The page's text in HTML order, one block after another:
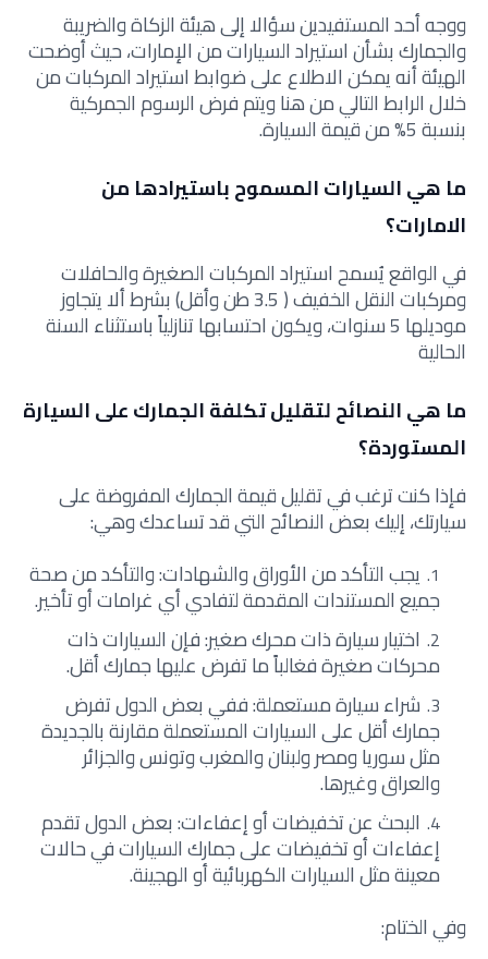
ووجه أحد المستفيدين سؤالا إلى هيئة الزكاة والضريبة
والجمارك بشأن استيراد السيارات من الإمارات، حيث أوضحت
الهيئة أنه يمكن الاطلاع على ضوابط استيراد المركبات من
خلال الرابط التالي من هنا ويتم فرض الرسوم الجمركية
بنسبة 5% من قيمة السيارة.
ما هي السيارات المسموح باستيرادها من
الامارات؟
في الواقع يُسمح استيراد المركبات الصغيرة والحافلات
ومركبات النقل الخفيف ( 3.5 طن وأقل) بشرط ألا يتجاوز
موديلها 5 سنوات، ويكون احتسابها تنازلياً باستثناء السنة
الحالية
ما هي النصائح لتقليل تكلفة الجمارك على السيارة
المستوردة؟
فإذا كنت ترغب في تقليل قيمة الجمارك المفروضة على
سيارتك، إليك بعض النصائح التي قد تساعدك وهي:
يجب التأكد من الأوراق والشهادات: والتأكد من صحة
جميع المستندات المقدمة لتفادي أي غرامات أو تأخير.
اختيار سيارة ذات محرك صغير: فإن السيارات ذات
محركات صغيرة فغالباً ما تفرض عليها جمارك أقل.
شراء سيارة مستعملة: ففي بعض الدول تفرض
جمارك أقل على السيارات المستعملة مقارنة بالجديدة
مثل سوريا ومصر ولبنان والمغرب وتونس والجزائر
والعراق وغيرها.
البحث عن تخفيضات أو إعفاءات: بعض الدول تقدم
إعفاءات أو تخفيضات على جمارك السيارات في حالات
معينة مثل السيارات الكهربائية أو الهجينة.
وفي الختام: